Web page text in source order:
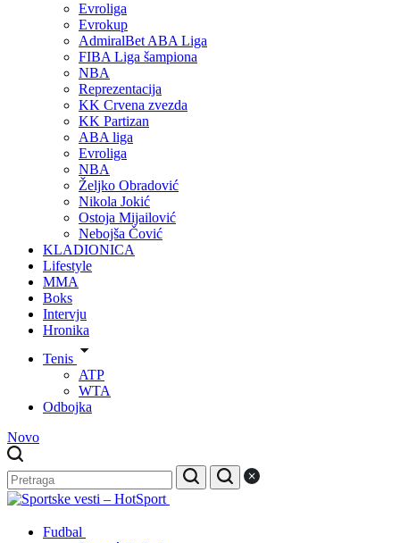
Evroliga
Evrokup
AdmiralBet ABA Liga
FIBA Liga šampiona
NBA
Reprezentacija
KK Crvena zvezda
KK Partizan
ABA liga
Evroliga
NBA
Željko Obradović
Nikola Jokić
Ostoja Mijailović
Nebojša Čović
KLADIONICA
Lifestyle
MMA
Boks
Intervju
Hronika
Tenis
ATP
WTA
Odbojka
Novo
Fudbal